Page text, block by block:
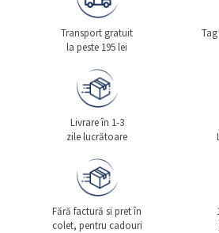
Transport gratuit
la peste 195 lei
Livrare în 1-3
zile lucrătoare
Fără factură si pret în
colet, pentru cadouri